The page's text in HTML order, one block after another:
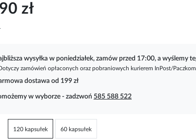
zł
wysyłka w poniedziałek, zamów przed 17:00, a wyślemy
zamówień opłaconych oraz pobraniowych kurierem InPost/
dostawa od 199 zł
w wyborze - zadzwoń 585 588 522
60 kapsułek
120 kapsułek